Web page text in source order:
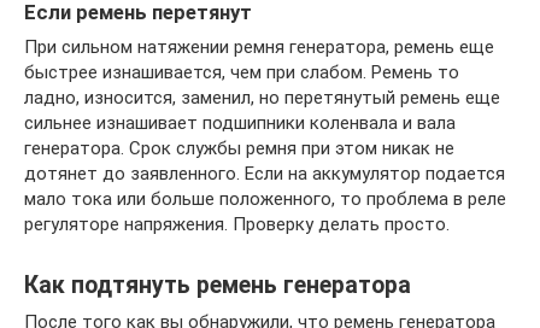
Если ремень перетянут
При сильном натяжении ремня генератора, ремень еще
быстрее изнашивается, чем при слабом. Ремень то
ладно, износится, заменил, но перетянутый ремень еще
сильнее изнашивает подшипники коленвала и вала
генератора. Срок службы ремня при этом никак не
дотянет до заявленного. Если на аккумулятор подается
мало тока или больше положенного, то проблема в реле
регуляторе напряжения. Проверку делать просто.
Как подтянуть ремень генератора
После того как вы обнаружили, что ремень генератора